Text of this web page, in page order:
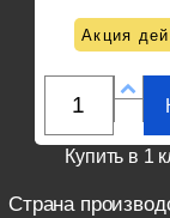
Акция
Купить в 1
Страна